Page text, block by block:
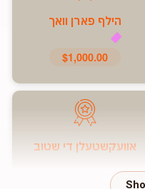
הילף פארן וואך
$1,000.00
אוועקשטעלן די שטוב